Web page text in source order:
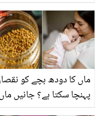
مضبوط بنائیں
ماں کا دودھ بچے کو
پہنچا سکتا ہے؟ جانیں